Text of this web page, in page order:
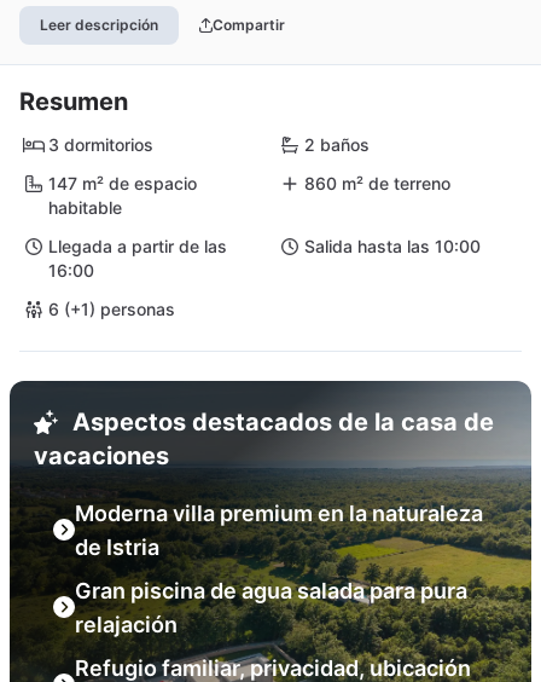
Leer descripción Compartir
Resumen
3 dormitorios
2 baños
147 m² de espacio
habitable
860 m² de terreno
Llegada a partir de las
16:00
Salida hasta las 10:00
6 (+1) personas
Aspectos destacados de la casa de
vacaciones
Moderna villa premium en la naturaleza
de Istria
Gran piscina de agua salada para pura
relajación
Refugio familiar, privacidad, ubicación